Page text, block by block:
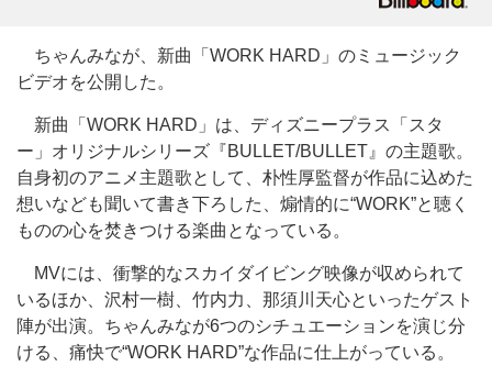
ちゃんみなが、新曲「WORK HARD」のミュージック
ビデオを公開した。
新曲「WORK HARD」は、ディズニープラス「スタ
ー」オリジナルシリーズ『BULLET/BULLET』の主題歌。
自身初のアニメ主題歌として、朴性厚監督が作品に込めた
想いなども聞いて書き下ろした、煽情的に“WORK”と聴く
ものの心を焚きつける楽曲となっている。
MVには、衝撃的なスカイダイビング映像が収められて
いるほか、沢村一樹、竹内力、那須川天心といったゲスト
陣が出演。ちゃんみなが6つのシチュエーションを演じ分
ける、痛快で“WORK HARD”な作品に仕上がっている。